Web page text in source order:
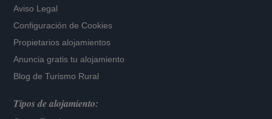
Aviso Legal
Configuración de Cookies
Propietarios alojamientos
Anuncia gratis tu alojamiento
Blog de Turismo Rural
Tipos de alojamiento: